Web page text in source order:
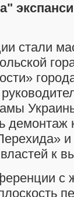
стали
демонтаж
к
с